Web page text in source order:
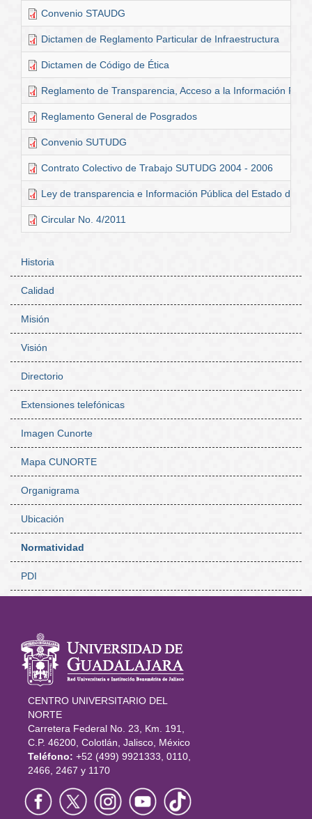
Convenio STAUDG
Dictamen de Reglamento Particular de Infraestructura
Dictamen de Código de Ética
Reglamento de Transparencia, Acceso a la Información
Reglamento General de Posgrados
Convenio SUTUDG
Contrato Colectivo de Trabajo SUTUDG 2004 - 2006
Ley de transparencia e Información Pública del Estado de
Circular No. 4/2011
Navegación
secundaria
Historia
Calidad
Misión
Visión
Directorio
Extensiones telefónicas
Imagen Cunorte
Mapa CUNORTE
Organigrama
Ubicación
Normatividad
PDI
Información
del portal
CENTRO UNIVERSITARIO DEL
NORTE
Carretera Federal No. 23, Km. 191,
C.P. 46200, Colotlán, Jalisco, México
Teléfono: +52 (499) 9921333, 0110,
2466, 2467 y 1170